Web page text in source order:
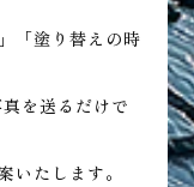
「塗り替えの時
を送るだけで
いたします。